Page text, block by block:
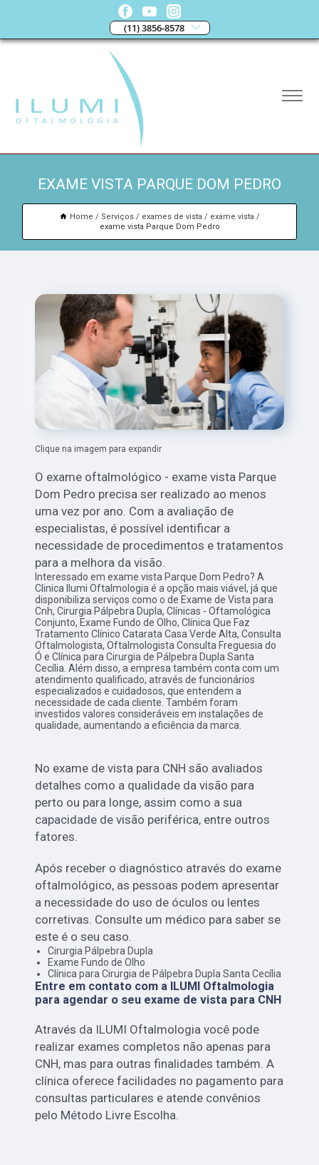
(11) 3856-8578
EXAME VISTA PARQUE DOM PEDRO
Home Serviços exames de vista
exame vista
exame vista Parque Dom Pedro
Clique na imagem para expandir
O exame oftalmológico - exame vista Parque
Dom Pedro precisa ser realizado ao menos
uma vez por ano. Com a avaliação de
especialistas, é possível identificar a
necessidade de procedimentos e tratamentos
para a melhora da visão.
Interessado em exame vista Parque Dom Pedro? A
Clinica Ilumi Oftalmologia é a opção mais viável, já que
disponibiliza serviços como o de Exame de Vista para
Cnh, Cirurgia Pálpebra Dupla, Clínicas - Oftamológica
Conjunto, Exame Fundo de Olho, Clínica Que Faz
Tratamento Clínico Catarata Casa Verde Alta, Consulta
Oftalmologista, Oftalmologista Consulta Freguesia do
Ó e Clínica para Cirurgia de Pálpebra Dupla Santa
Cecília. Além disso, a empresa também conta com um
atendimento qualificado, através de funcionários
especializados e cuidadosos, que entendem a
necessidade de cada cliente. Também foram
investidos valores consideráveis em instalações de
qualidade, aumentando a eficiência da marca.
No exame de vista para CNH são avaliados
detalhes como a qualidade da visão para
perto ou para longe, assim como a sua
capacidade de visão periférica, entre outros
fatores.
Após receber o diagnóstico através do exame
oftalmológico, as pessoas podem apresentar
a necessidade do uso de óculos ou lentes
corretivas. Consulte um médico para saber se
este é o seu caso.
Cirurgia Pálpebra Dupla
Exame Fundo de Olho
Clínica para Cirurgia de Pálpebra Dupla Santa Cecília
Entre em contato com a ILUMI Oftalmologia
para agendar o seu exame de vista para CNH
Através da ILUMI Oftalmologia você pode
realizar exames completos não apenas para
CNH, mas para outras finalidades também. A
clínica oferece facilidades no pagamento para
consultas particulares e atende convênios
pelo Método Livre Escolha.